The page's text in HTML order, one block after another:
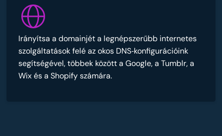
Irányítsa a domainjét a legnépszerűbb internetes
szolgáltatások felé az okos DNS‑konfigurációink
segítségével, többek között a Google, a Tumblr, a
Wix és a Shopify számára.